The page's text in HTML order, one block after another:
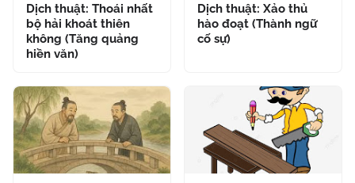
Dịch thuật: Thoái nhất
bộ hải khoát thiên
không (Tăng quảng
hiền văn)
Dịch thuật: Xảo thủ
hào đoạt (Thành ngữ
cố sự)